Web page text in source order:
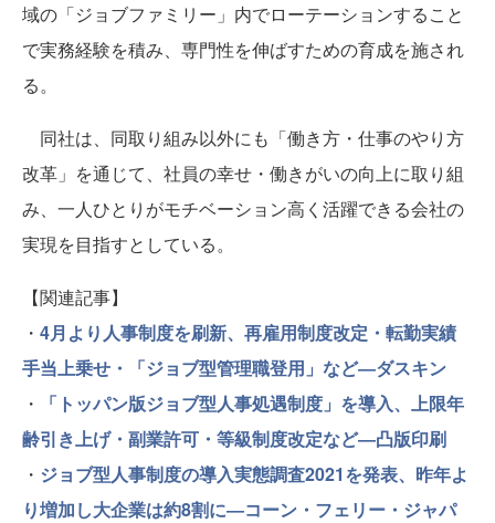
域の「ジョブファミリー」内でローテーションすること
で実務経験を積み、専門性を伸ばすための育成を施され
る。
同社は、同取り組み以外にも「働き方・仕事のやり方
改革」を通じて、社員の幸せ・働きがいの向上に取り組
み、一人ひとりがモチベーション高く活躍できる会社の
実現を目指すとしている。
【関連記事】
・ 4月より人事制度を刷新、再雇用制度改定・転勤実績
手当上乗せ・「ジョブ型管理職登用」など―ダスキン
・
「トッパン版ジョブ型人事処遇制度」を導入、上限年
齢引き上げ・副業許可・等級制度改定など―凸版印刷
・ ジョブ型人事制度の導入実態調査2021を発表、昨年よ
り増加し大企業は約8割に―コーン・フェリー・ジャパ